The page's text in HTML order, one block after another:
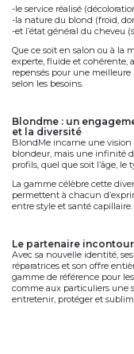
-le service réalisé
-la nature du blond (froid,
-et l’état général du cheveu
Que ce soit en salon ou à la
experte, fluide et cohérente,
repensés pour une
selon les besoins.
blondme : un engagement fort envers la performance, la beauté
et la diversité
BlondMe incarne une vision
blondeur, mais une infinité
profils, quel que soit l’âge,
La gamme célèbre cette
permettent à chacun
entre style et santé capillaire.
le partenaire
Avec sa nouvelle identité, ses
réparatrices et son offre
gamme de référence pour
comme aux particuliers une
entretenir, protéger et